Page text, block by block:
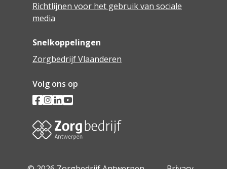
Richtlijnen voor het gebruik van sociale
media
Snelkoppelingen
Zorgbedrijf Vlaanderen
Volg ons op